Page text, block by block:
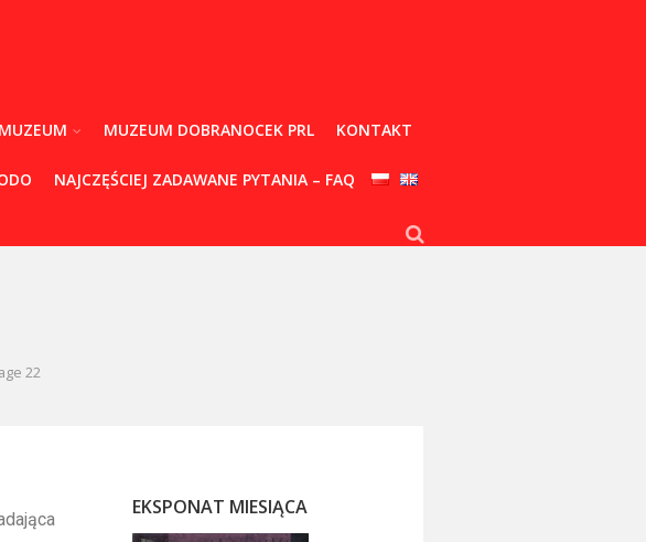
MUZEUM MUZEUM DOBRANOCEK PRL KONTAKT
NAJCZĘŚCIEJ ZADAWANE PYTANIA – FAQ
22
EKSPONAT MIESIĄCA